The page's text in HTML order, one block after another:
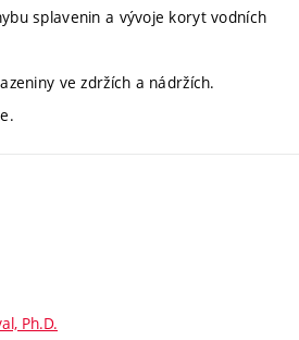
splavenin a vývoje koryt vodních
ve zdržích a nádržích.
Ph.D.